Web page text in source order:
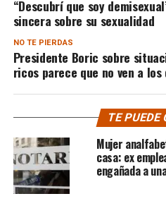
“Descubrí que soy
sincera sobre su sexualidad
NO TE PIERDAS
Presidente Boric sobre
ricos parece que no ven a
TE PUEDE
Mujer
casa: ex
engañada a